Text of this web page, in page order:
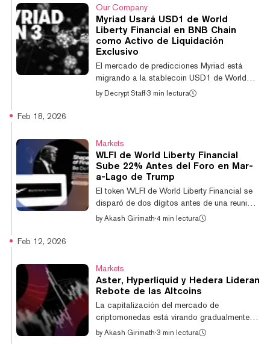
de posiciones cortas. El token TAO de
Bittensor se disparó un 10,2%, mientras que
Artificial Superintelligence Alliance (FET) y
Render (RENDER) ganaron un 6,2% y un
4,8%, respectivamente, en 24 horas. Aptos
(APT),...
Our Company
Myriad Usará USD1 de World
Liberty Financial en BNB Chain
como Activo de Liquidación
Exclusivo
El mercado de predicciones Myriad está
migrando a la stablecoin USD1 de World
Liberty Financial como su activo de
predicciones a BNB Chain. Welcome to
MYRIAD Season 3. Our biggest season yet,
featuring our most ambitious tech upgrades.
All on @BNBCHAIN, powered by USD1.
pic.twitter.com/v6WlZ2CYaN — MYRIAD
by Decrypt Staff·3 min lectura
Feb 18, 2026
Markets
WLFI de World Liberty Financial
Sube 22% Antes del Foro en Mar-
a-Lago de Trump
El token WLFI de World Liberty Financial se
disparó de dos dígitos antes de una reunión
de alto perfil en Mar-a-Lago, aunque los
últimas 24 horas, según datos de
CoinGecko, a pesar de haber caído un 25%
del token coincide con el anuncio del martes
del proyecto respaldado por la familia Trum...
by Akash Girimath·4 min lectura
Feb 12, 2026
Markets
Aster, Hyperliquid y Hedera Lideran
Rebote de las Altcoins
La capitalización del mercado de
criptomonedas está virando gradualmente al
verde, con los altcoins acelerando su rebote
by Akash Girimath·3 min lectura